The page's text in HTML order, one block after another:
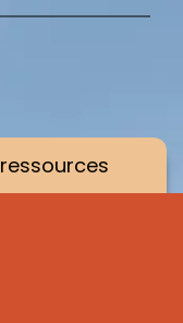
ressources